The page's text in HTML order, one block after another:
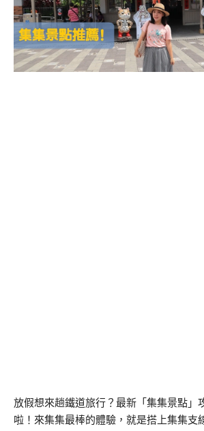
放假想來趟鐵道旅行？最新「集集景點」
啦！來集集最棒的體驗，就是搭上集集支